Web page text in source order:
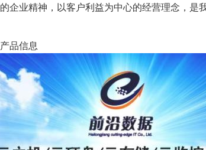
的企业精神，以客户利益为中心的经营理念，是
产品信息